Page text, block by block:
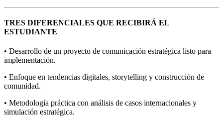
TRES DIFERENCIALES QUE RECIBIRÁ EL
ESTUDIANTE
• Desarrollo de un proyecto de comunicación estratégica listo para
implementación.
• Enfoque en tendencias digitales, storytelling y construcción de
comunidad.
• Metodología práctica con análisis de casos internacionales y
simulación estratégica.